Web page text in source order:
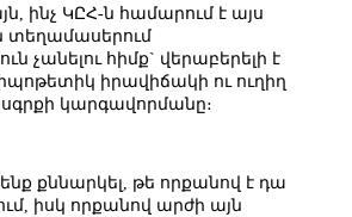
ինչ ԿԸՀ-ն համարում է այս
չանելու հիմք` վերաբերելի է
իրավիճակի ու ուղիղ
կարգավորմանը։
քննարկել, թե որքանով է դա
իսկ որքանով արժի այն